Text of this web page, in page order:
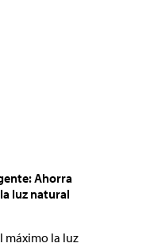
Ahorra
luz natural
máximo la luz